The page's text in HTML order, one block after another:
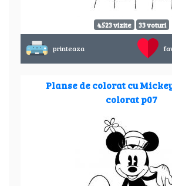
4523 vizite 33 voturi
printeaza
Planse de colorat cu
colorat p07